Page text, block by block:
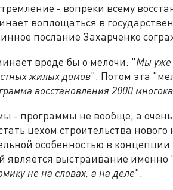
- вопреки всему
воплощаться в
послание Захарченко
вроде бы о мелочи: "Мы уже
жилых домов". Потом эта
восстановления 2000
- программы не вообще, а
цехом строительства нового
особенностью в
является выстраивание
не на словах, а на деле".